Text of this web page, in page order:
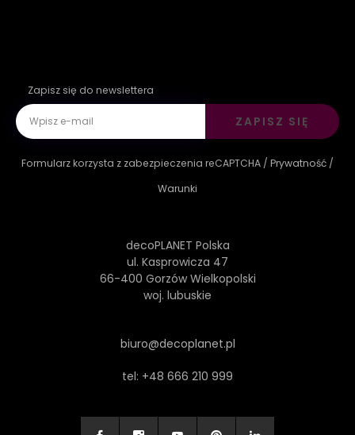
Zapisz się do newslettera
ZAPISZ SIĘ
Formularz korzysta z zabezpieczenia reCAPTCHA / Prywatność /
Warunki
decoPLANET Polska
ul. Kasprowicza 47
66-400 Gorzów Wielkopolski
woj. lubuskie
biuro@decoplanet.pl
tel: +48 666 210 999